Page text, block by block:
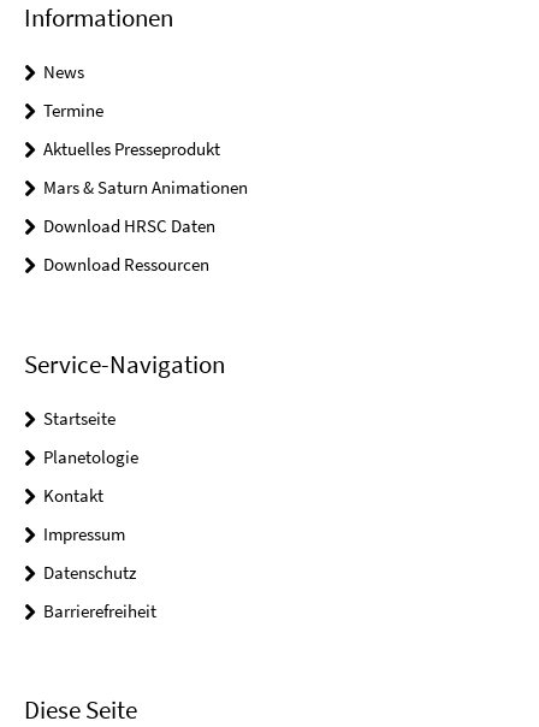
Informationen
News
Termine
Aktuelles Presseprodukt
Mars & Saturn Animationen
Download HRSC Daten
Download Ressourcen
Service-Navigation
Startseite
Planetologie
Kontakt
Impressum
Datenschutz
Barrierefreiheit
Diese Seite